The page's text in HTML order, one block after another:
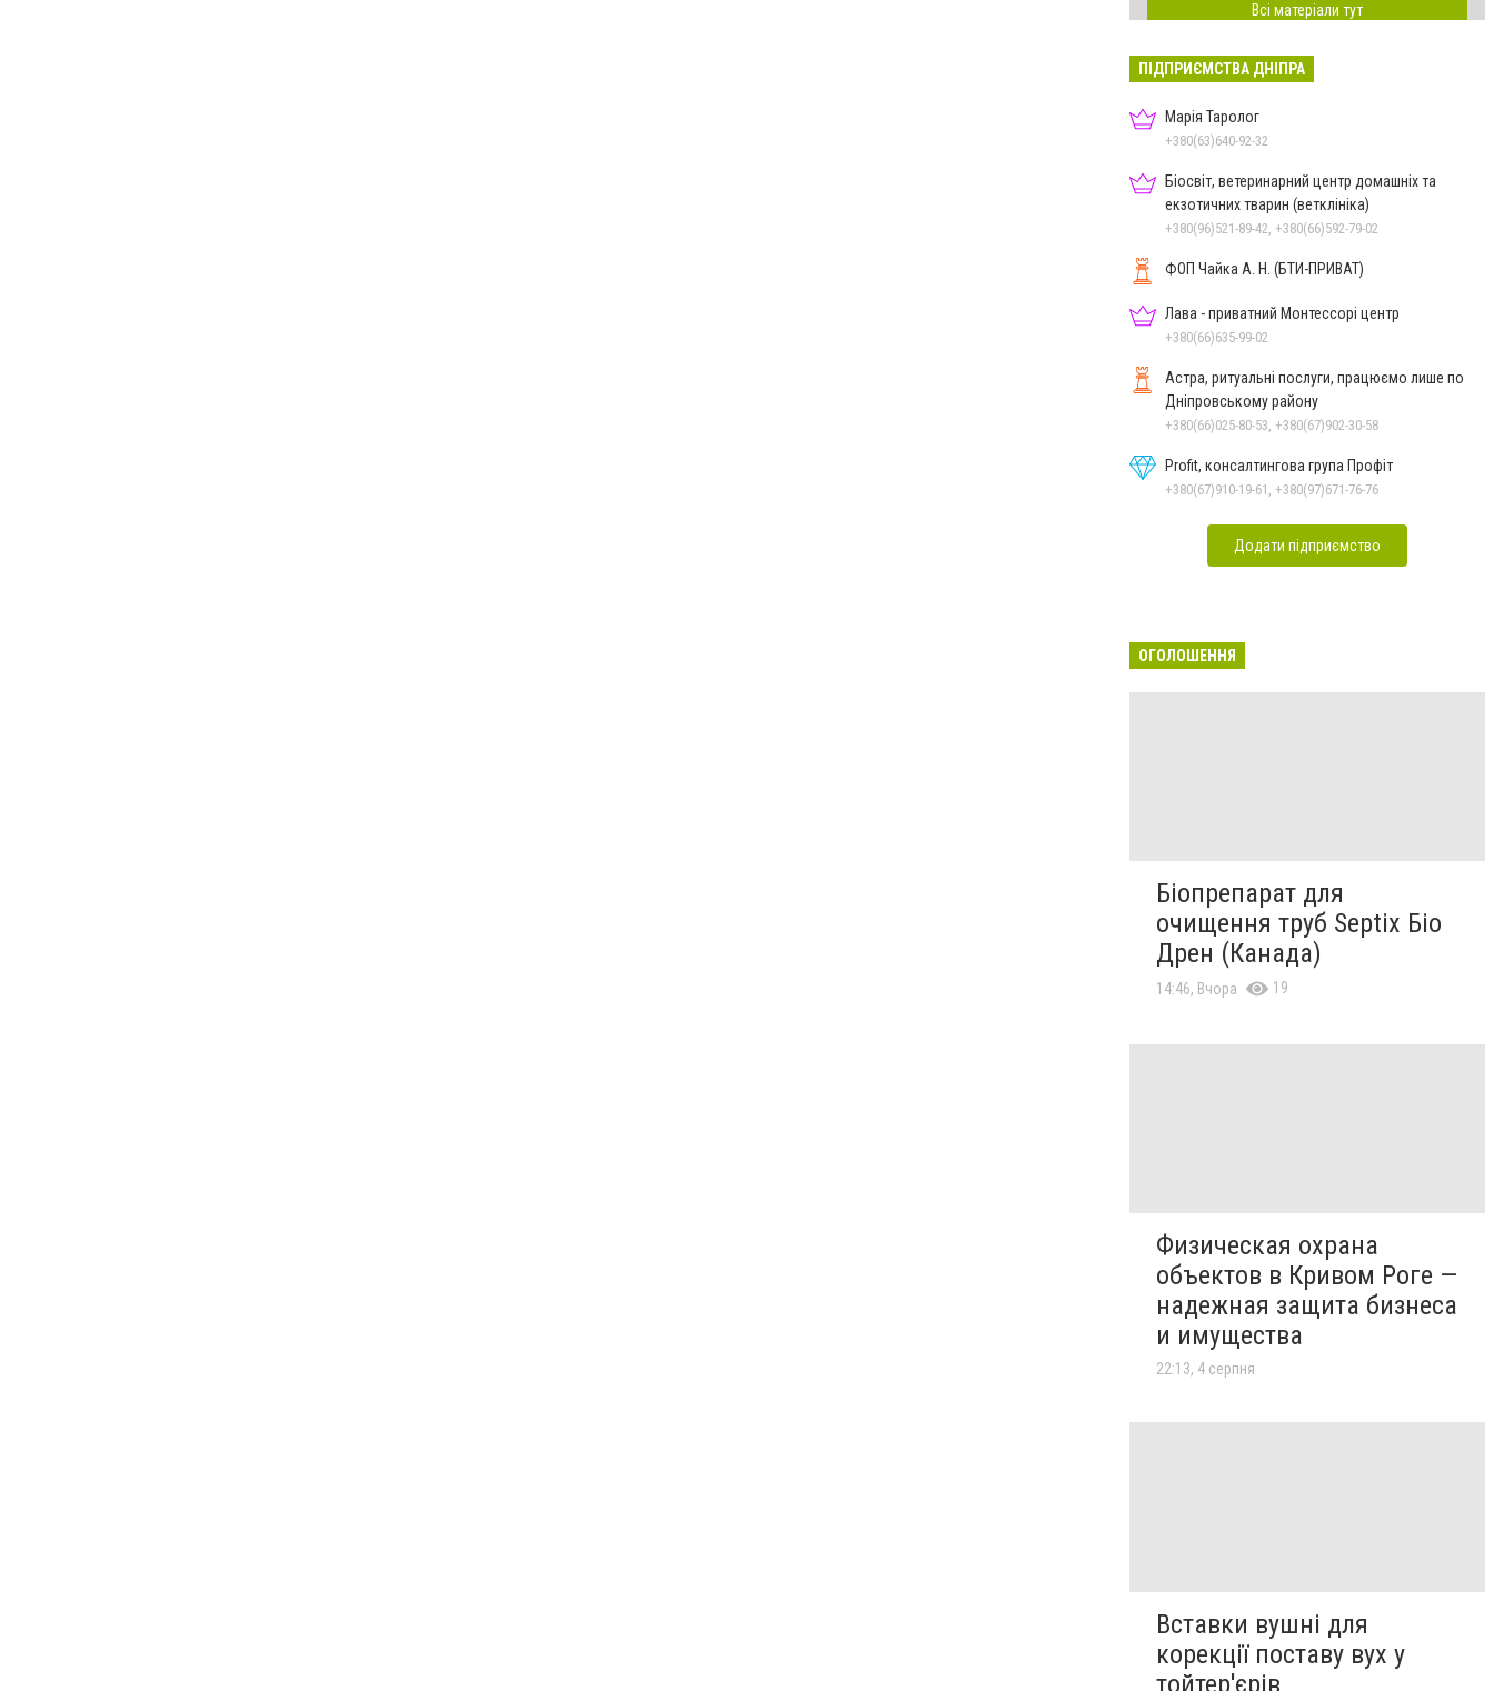
Всі матеріали тут
ПІДПРИЄМСТВА ДНІПРА
Марія Таролог
+380(63)640-92-32
Біосвіт, ветеринарний центр домашніх та
екзотичних тварин (ветклініка)
+380(96)521-89-42, +380(66)592-79-02
ФОП Чайка А. Н. (БТИ-ПРИВАТ)
Лава - приватний Монтессорі центр
+380(66)635-99-02
Астра, ритуальні послуги, працюємо лише по
Дніпровському району
+380(66)025-80-53, +380(67)902-30-58
Profit, консалтингова група Профіт
+380(67)910-19-61, +380(97)671-76-76
Додати підприємство
ОГОЛОШЕННЯ
Біопрепарат для
очищення труб Septix Біо
Дрен (Канада)
14:46, Вчора 19
Физическая охрана
объектов в Кривом Роге —
надежная защита бизнеса
и имущества
22:13, 4 серпня
Вставки вушні для
корекції поставу вух у
тойтер'єрів